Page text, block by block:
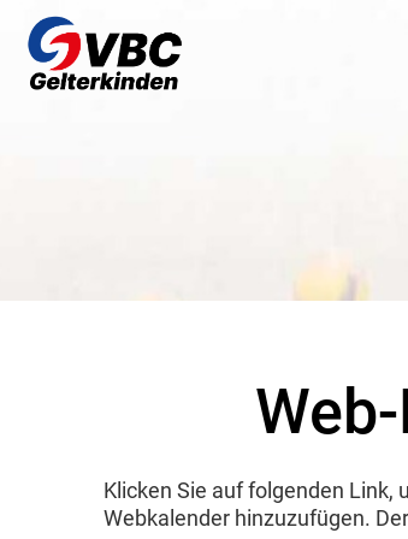
Klicken Sie auf folgenden Link,
Webkalender hinzuzufügen.